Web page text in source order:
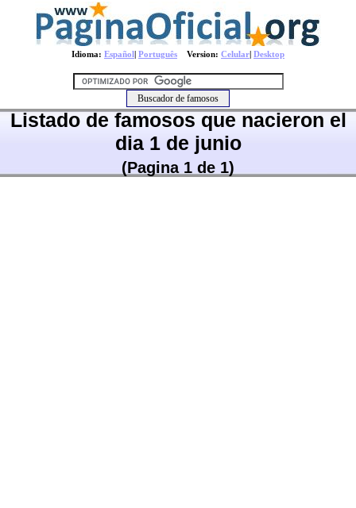
Idioma: Español| Português Version: Celular| Desktop
Listado de famosos que nacieron el
dia 1 de junio
(Pagina 1 de 1)